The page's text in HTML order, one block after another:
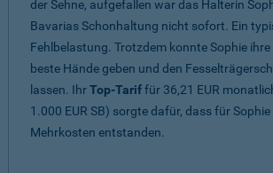
der Sehne, aufgefallen war das Halterin
Bavarias Schonhaltung nicht sofort. Ein
Fehlbelastung. Trotzdem konnte Sophie
beste Hände geben und den
lassen. IhrTop-Tariffür 36,21 EUR
1.000 EUR SB) sorgte dafür, dass für Sophie
Mehrkosten entstanden.